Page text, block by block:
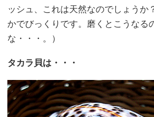
ッシュ、これは天然なのでしょうか
かでびっくりです。磨くとこうなる
な・・・。）
タカラ貝は・・・